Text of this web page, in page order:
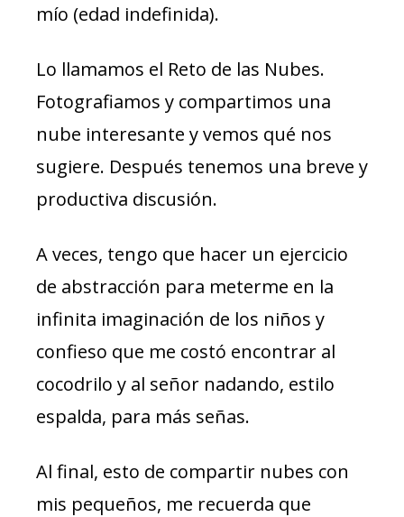
mío (edad indefinida).
Lo llamamos el Reto de las Nubes.
Fotografiamos y compartimos una
nube interesante y vemos qué nos
sugiere. Después tenemos una breve y
productiva discusión.
A veces, tengo que hacer un ejercicio
de abstracción para meterme en la
infinita imaginación de los niños y
confieso que me costó encontrar al
cocodrilo y al señor nadando, estilo
espalda, para más señas.
Al final, esto de compartir nubes con
mis pequeños, me recuerda que